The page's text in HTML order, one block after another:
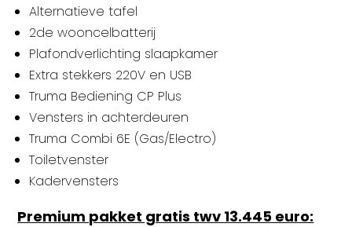
Alternatieve tafel
2de wooncelbatterij
Plafondverlichting slaapkamer
Extra stekkers 220V en USB
Truma Bediening CP Plus
Vensters in achterdeuren
Truma Combi 6E (Gas/Electro)
Toiletvenster
Kadervensters
Premium pakket gratis twv 13.445 euro: